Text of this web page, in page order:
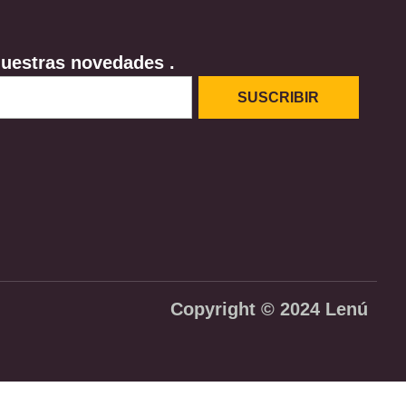
novedades .
SUSCRIBIR
Copyright © 2024 Lenú